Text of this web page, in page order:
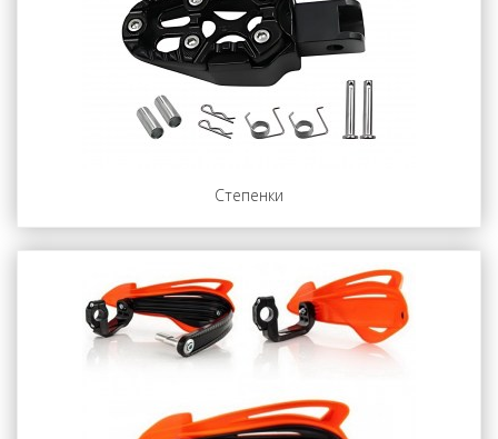
Степенки